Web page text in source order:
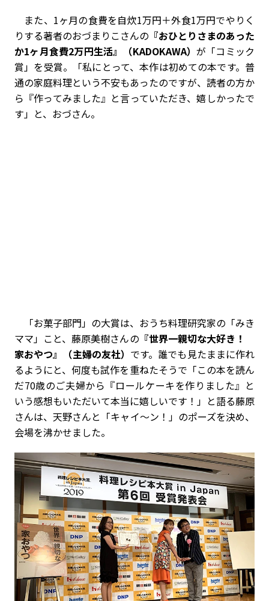
また、1ヶ月の食費を自炊1万円＋外食1万円でやりく
りする著者のおづまりこさんの 『おひとりさまのあった
か1ヶ月食費2万円生活』（KADOKAWA） が「コミック
賞」を受賞。「私にとって、本作は初めての本です。普
通の家庭料理という不安もあったのですが、読者の方か
ら『作ってみました』と言っていただき、嬉しかったで
す」と、おづさん。
「お菓子部門」の大賞は、おうち料理研究家の「みき
ママ」こと、藤原美樹さんの 『世界一親切な大好き！
家おやつ』（主婦の友社） です。誰でも見たままに作れ
るようにと、何度も試作を重ねたそうで「この本を読ん
だ70歳のご夫婦から『ロールケーキを作りました』と
いう感想もいただいて本当に嬉しいです！」と語る藤原
さんは、天野さんと「キャイ～ン！」のポーズを決め、
会場を沸かせました。